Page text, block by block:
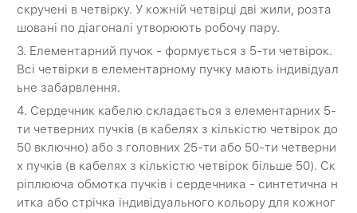
скручені в четвірку. У кожній четвірці дві жили, розта
шовані по діагоналі утворюють робочу пару.
3. Елементарний пучок - формується з 5-ти четвірок.
Всі четвірки в елементарному пучку мають індивідуал
ьне забарвлення.
4. Сердечник кабелю складається з елементарних 5-
ти четверних пучків (в кабелях з кількістю четвірок до
50 включно) або з головних 25-ти або 50-ти четверни
х пучків (в кабелях з кількістю четвірок більше 50). Ск
ріплююча обмотка пучків і сердечника - синтетична н
итка або стрічка індивідуального кольору для кожног